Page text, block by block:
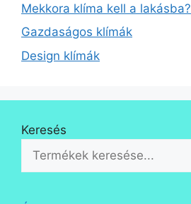
Mekkora klíma kell a lakásba?
Gazdaságos klímák
Design klímák
Keresés